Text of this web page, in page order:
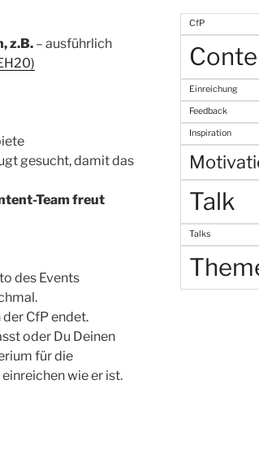
z.B. – ausführlich
gesucht, damit das
Team freut
des Events
CfP endet.
oder Du Deinen
für die
wie er ist.
CfP
Einreichung
Feedback
Inspiration
Talk
Talks